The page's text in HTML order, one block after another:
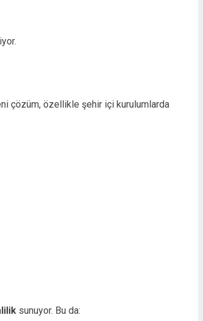
çözüm, özellikle şehir içi kurulumlarda
sunuyor. Bu da: